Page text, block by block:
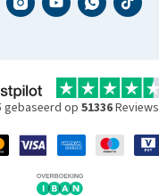
gebaseerd op 51336Reviews